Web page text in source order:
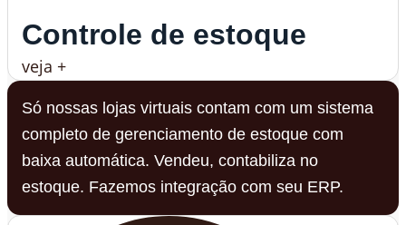
Controle de estoque
veja +
Só nossas lojas virtuais contam com um sistema
completo de gerenciamento de estoque com
baixa automática. Vendeu, contabiliza no
estoque. Fazemos integração com seu ERP.